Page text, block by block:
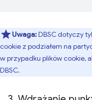
Uwaga:DBSC dotyczy
cookie z podziałem na
w przypadku plików cookie,
DBSC.